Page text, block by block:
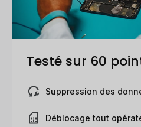
Testé sur 60
Suppression des
Déblocage tout